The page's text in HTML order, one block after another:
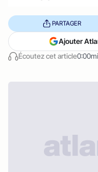
Écoutez cet article
PARTAGER
Ajouter